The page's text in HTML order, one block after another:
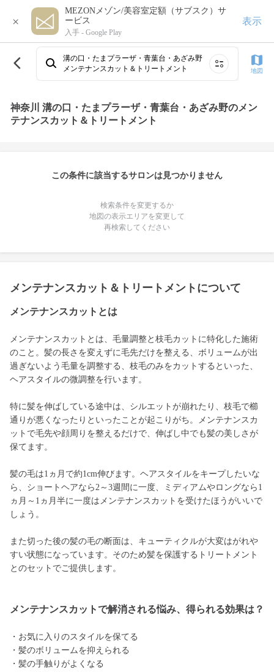
×
MEZONメゾン/美容室定額（サブスク）サ
ービス
入手 - Google Play
表示
溝の口・たまプラーザ・青葉台・あざみ野
メンテナンスカット＆トリートメント
地図
神奈川 溝の口・たまプラーザ・青葉台・あざみ野のメン
テナンスカット＆トリートメント
この条件に該当するサロンは見つかりません
検索条件を変更するか
地図の表示エリアを変更して
再検索してください
メンテナンスカット＆トリートメントについて
メンテナンスカットとは
メンテナンスカットとは、毛量調整と枝毛カットに特化した施術
のこと。髪の長さを変えずに毛先だけを整える、ボリュームが出
過ぎないよう毛量を調整する、枝毛のみをカットするといった、
ヘアスタイルの微調整を行います。
特に髪を伸ばしている途中は、シルエットが崩れたり、枝毛で櫛
通りが悪くなったりといったことが起こりがち。メンテナンスカ
ットで毛先や顔周りを整えるだけで、伸ばし中でも髪の美しさが
保てます。
髪の毛は1ヵ月で約1cm伸びます。ヘアスタイルをキープしたいな
ら、ショートヘアなら2～3週間に一度、ミディアムやロングなら1
ヵ月～1ヵ月半に一度はメンテナンスカットを受けたほうがいいで
しょう。
また切った後の髪の毛の断面は、キューティクルが大変はがれや
すい状態になっています。そのため髪を保護するトリートメント
とのセットでご提供します。
メンテナンスカットで解消される悩み、得られる効果は？
・お気に入りのスタイルを保てる
・髪のボリュームを抑えられる
・髪の手触りがよくなる